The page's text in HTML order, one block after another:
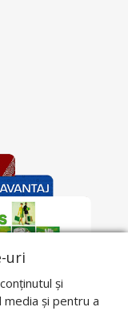
uri
și
și pentru a